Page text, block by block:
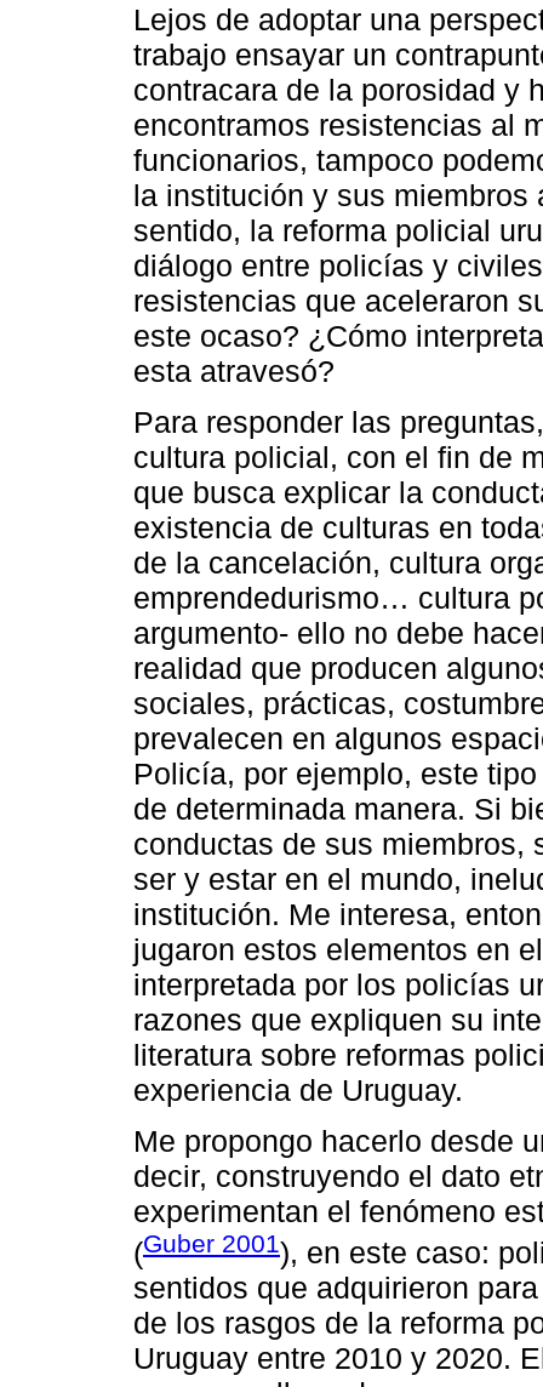
Lejos de adoptar una
trabajo ensayar un
contracara de la porosidad y
encontramos resistencias al
funcionarios, tampoco
la institución y sus miembros
sentido, la reforma policial
diálogo entre policías y
resistencias que aceleraron
este ocaso? ¿Cómo
esta atravesó?
Para responder las
cultura policial, con el fin de
que busca explicar la
existencia de culturas en
de la cancelación, cultura
emprendedurismo… cultura
argumento- ello no debe
realidad que producen
sociales, prácticas,
prevalecen en algunos
Policía, por ejemplo, este
de determinada manera. Si
conductas de sus miembros,
ser y estar en el mundo,
institución. Me interesa,
jugaron estos elementos en
interpretada por los policías
razones que expliquen su
literatura sobre reformas
experiencia de Uruguay.
Me propongo hacerlo desde
decir, construyendo el dato
experimentan el fenómeno
(Guber 2001), en este caso:
sentidos que adquirieron
de los rasgos de la reforma
Uruguay entre 2010 y 2020.